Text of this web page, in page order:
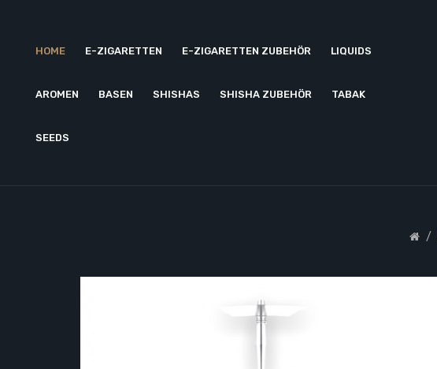
HOME E-ZIGARETTEN E-ZIGARETTEN ZUBEHÖR LIQUIDS
AROMEN BASEN SHISHAS SHISHA ZUBEHÖR TABAK
SEEDS